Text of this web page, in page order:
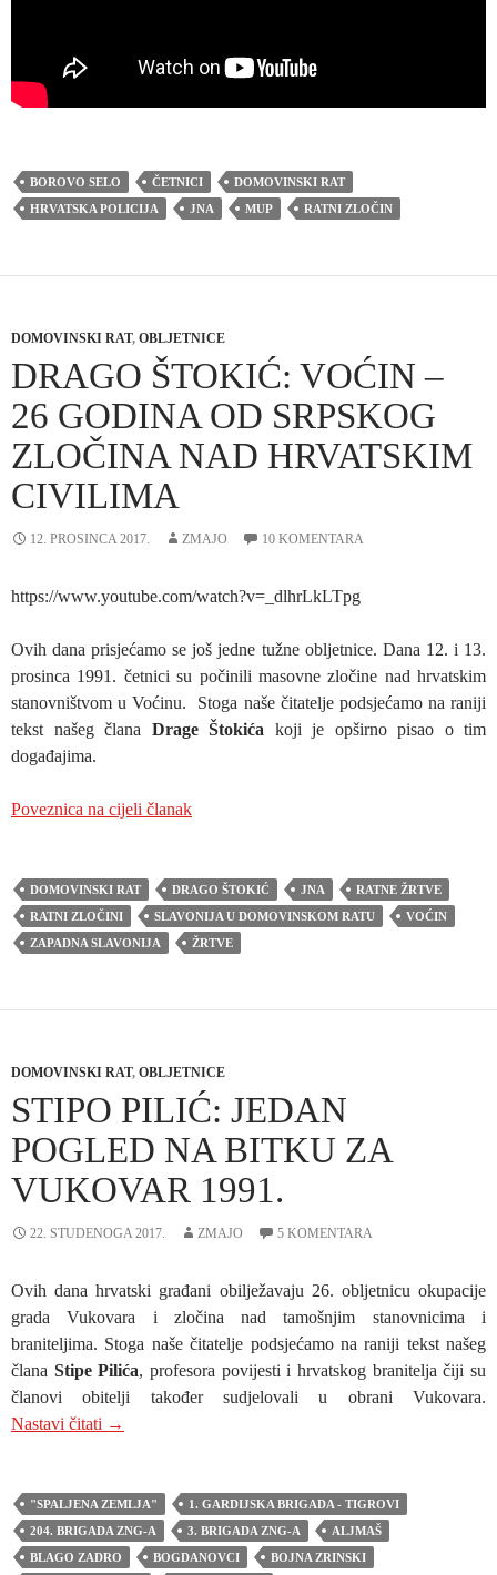
BOROVO SELO ČETNICI
DOMOVINSKI RAT
HRVATSKA POLICIJA
JNA MUP RATNI ZLOČIN
DOMOVINSKI RAT, OBLJETNICE
DRAGO ŠTOKIĆ: VOĆIN –
26 GODINA OD SRPSKOG
ZLOČINA NAD HRVATSKIM
CIVILIMA
12. PROSINCA 2017. ZMAJO 10 KOMENTARA
https://www.youtube.com/watch?v=_dlhrLkLTpg
Ovih dana prisjećamo se još jedne tužne obljetnice. Dana 12. i 13.
prosinca 1991. četnici su počinili masovne zločine nad hrvatskim
stanovništvom u Voćinu. Stoga naše čitatelje podsjećamo na raniji
tekst našeg člana Drage Štokića koji je opširno pisao o tim
događajima.
Poveznica na cijeli članak
DOMOVINSKI RAT DRAGO ŠTOKIĆ JNA
RATNE ŽRTVE
RATNI ZLOČINI
SLAVONIJA U DOMOVINSKOM RATU
VOĆIN
ZAPADNA SLAVONIJA
ŽRTVE
DOMOVINSKI RAT, OBLJETNICE
STIPO PILIĆ: JEDAN
POGLED NA BITKU ZA
VUKOVAR 1991.
22. STUDENOGA 2017. ZMAJO 5 KOMENTARA
Ovih dana hrvatski građani obilježavaju 26. obljetnicu okupacije
grada Vukovara i zločina nad tamošnjim stanovnicima i
braniteljima. Stoga naše čitatelje podsjećamo na raniji tekst našeg
člana Stipe Pilića, profesora povijesti i hrvatskog branitelja čiji su
članovi obitelji također sudjelovali u obrani Vukovara.
Nastavi čitati STIPO PILIĆ: JEDAN POGLED NA BITKU ZA
→
"SPALJENA ZEMLJA"
1. GARDIJSKA BRIGADA - TIGROVI
204. BRIGADA ZNG-A
3. BRIGADA ZNG-A
ALJMAŠ
BLAGO ZADRO
BOGDANOVCI
BOJNA ZRINSKI